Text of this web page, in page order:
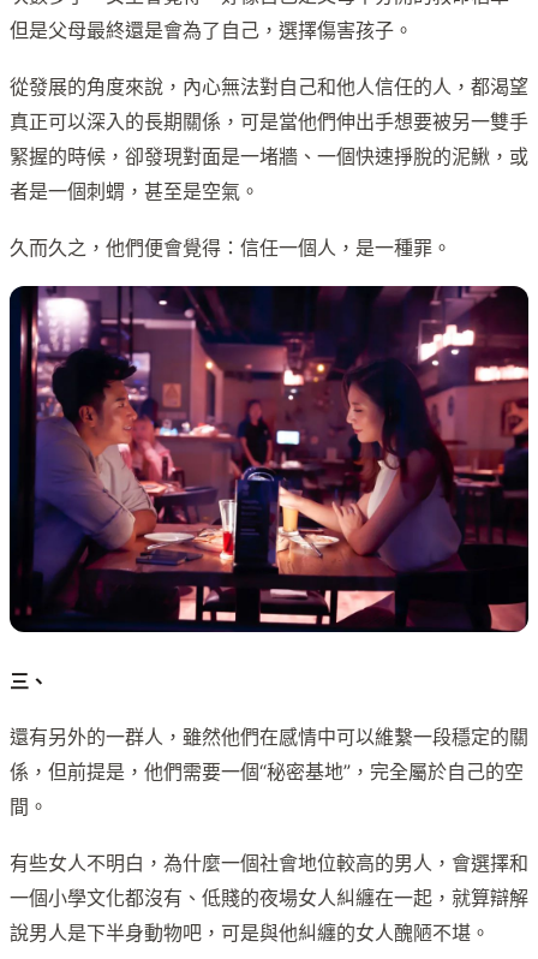
但是父母最終還是會為了自己，選擇傷害孩子。
從發展的角度來說，內心無法對自己和他人信任的人，都渴望
真正可以深入的長期關係，可是當他們伸出手想要被另一雙手
緊握的時候，卻發現對面是一堵牆、一個快速掙脫的泥鰍，或
者是一個刺蝟，甚至是空氣。
久而久之，他們便會覺得：信任一個人，是一種罪。
三、
還有另外的一群人，雖然他們在感情中可以維繫一段穩定的關
係，但前提是，他們需要一個“秘密基地”，完全屬於自己的空
間。
有些女人不明白，為什麼一個社會地位較高的男人，會選擇和
一個小學文化都沒有、低賤的夜場女人糾纏在一起，就算辯解
說男人是下半身動物吧，可是與他糾纏的女人醜陋不堪。